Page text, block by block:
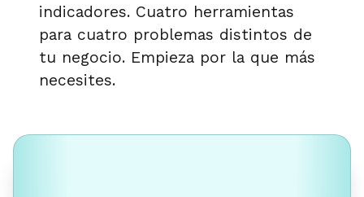
indicadores. Cuatro herramientas
para cuatro problemas distintos de
tu negocio. Empieza por la que más
necesites.